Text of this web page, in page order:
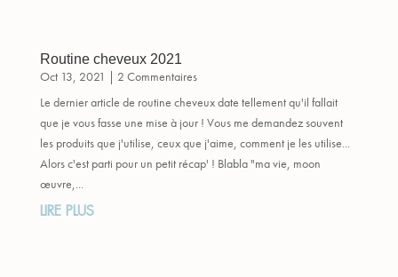
Routine cheveux 2021
Oct 13, 2021 | 2 Commentaires
Le dernier article de routine cheveux date tellement qu'il fallait
que je vous fasse une mise à jour ! Vous me demandez souvent
les produits que j'utilise, ceux que j'aime, comment je les utilise...
Alors c'est parti pour un petit récap' ! Blabla "ma vie, moon
œuvre,...
LIRE PLUS